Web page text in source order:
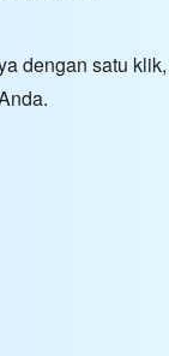
dengan satu klik,